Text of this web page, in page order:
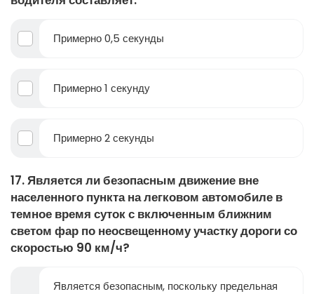
Примерно 0,5 секунды
Примерно 1 секунду
Примерно 2 секунды
17. Является ли безопасным движение вне
населенного пункта на легковом автомобиле в
темное время суток с включенным ближним
светом фар по неосвещенному участку дороги со
скоростью 90 км/ч?
Является безопасным, поскольку предельная